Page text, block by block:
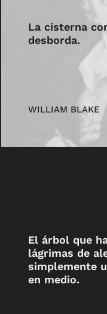
La cisterna
desborda.
WILLIAM BLAKE
El árbol que
lágrimas de
simplemente
en medio.